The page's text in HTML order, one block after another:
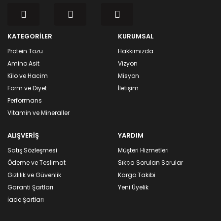
KATEGORİLER
Protein Tozu
Amino Asit
Kilo ve Hacim
Form ve Diyet
Performans
Vitamin ve Mineraller
KURUMSAL
Hakkımızda
Vizyon
Misyon
İletişim
ALIŞVERİŞ
Satış Sözleşmesi
Ödeme ve Teslimat
Gizlilik ve Güvenlik
Garanti Şartları
İade Şartları
YARDIM
Müşteri Hizmetleri
Sıkça Sorulan Sorular
Kargo Takibi
Yeni Üyelik